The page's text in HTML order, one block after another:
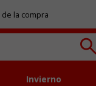
la compra
Invierno